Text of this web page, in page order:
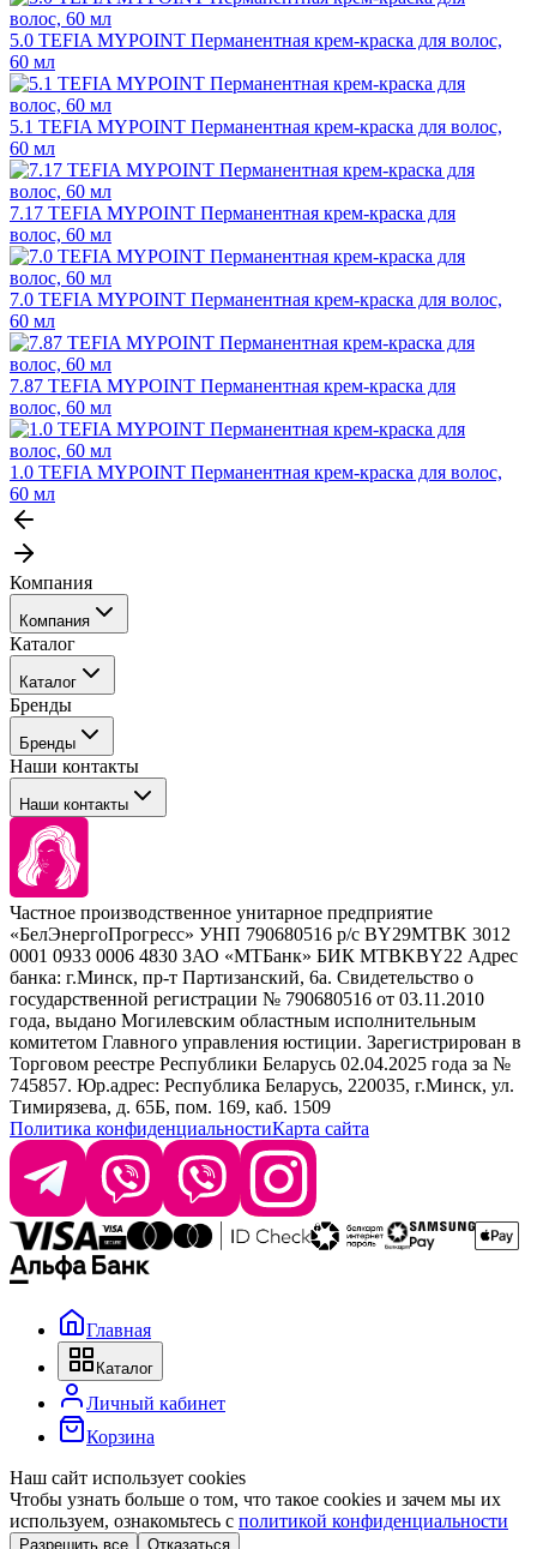
5.0 TEFIA MYPOINT Перманентная крем-краска для волос,
60 мл
5.1 TEFIA MYPOINT Перманентная крем-краска для волос,
60 мл
7.17 TEFIA MYPOINT Перманентная крем-краска для
волос, 60 мл
7.0 TEFIA MYPOINT Перманентная крем-краска для волос,
60 мл
7.87 TEFIA MYPOINT Перманентная крем-краска для
волос, 60 мл
1.0 TEFIA MYPOINT Перманентная крем-краска для волос,
60 мл
Компания
Компания
События
Покупателю
Каталог
Каталог
Профессиональные средства для окрашивания волос
Сервисные средства
Уход
Стайлинг
Брови и ресницы
Барберинг
Наборы
Расходные материалы
Бренды
Бренды
Tefia
Concept
Kezy
Barex
Sim Sensitive
Kebren
Selective Professional
White Line
Наши контакты
Наши контакты
+ 375 44 7233514
+ 375 29 1649505
info@krasabel.by
Офис: г. Минск, ул. Тимирязева 65Б, офис 1509
Склад: г. Минск, ул. Домбровская, 15
Время работы: пн–чт 9:00–17:30, пт 9:00–17:00
Частное производственное унитарное предприятие
«БелЭнергоПрогресс» УНП 790680516 р/с BY29MTBK 3012
0001 0933 0006 4830 ЗАО «МТБанк» БИК MTBKBY22 Адрес
банка: г.Минск, пр-т Партизанский, 6а. Свидетельство о
государственной регистрации № 790680516 от 03.11.2010
года, выдано Могилевским областным исполнительным
комитетом Главного управления юстиции. Зарегистрирован в
Торговом реестре Республики Беларусь 02.04.2025 года за №
745857. Юр.адрес: Республика Беларусь, 220035, г.Минск, ул.
Тимирязева, д. 65Б, пом. 169, каб. 1509
Политика конфиденциальностиКарта сайта
Главная
Каталог
Личный кабинет
Корзина
Наш сайт использует cookies
Чтобы узнать больше о том, что такое cookies и зачем мы их
используем, ознакомьтесь с политикой конфиденциальности
Разрешить все Отказаться